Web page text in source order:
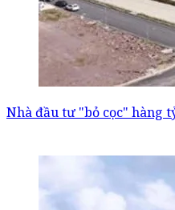
Nhà đầu tư "bỏ cọc" hàng